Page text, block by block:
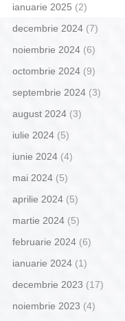
ianuarie 2025 (2)
decembrie 2024(7)
noiembrie 2024(6)
octombrie 2024(9)
septembrie 2024(3)
august 2024(3)
iulie 2024(5)
iunie 2024(4)
mai 2024(5)
aprilie 2024(5)
martie 2024(5)
februarie 2024(6)
ianuarie 2024(1)
decembrie 2023 (17)
noiembrie 2023 (4)